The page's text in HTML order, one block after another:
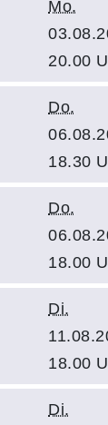
Mo.
20.00
Do.
18.30
Do.
18.00
Di.
18.00
Di.